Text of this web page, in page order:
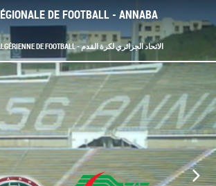
DE FOOTBALL - ANNABA
FÉDÉRATION ALGÉRIENNE DE FOOTBALL - الاتحاد الجزائري لكرة القدم